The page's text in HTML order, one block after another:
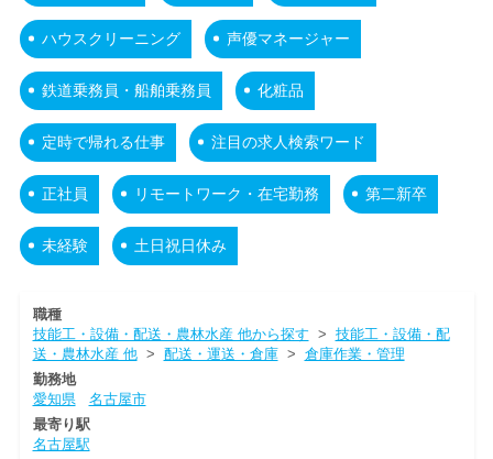
ハウスクリーニング 声優マネージャー
鉄道乗務員・船舶乗務員 化粧品
定時で帰れる仕事 注目の求人検索ワード
正社員 リモートワーク・在宅勤務 第二新卒
未経験 土日祝日休み
職種
技能工・設備・配送・農林水産 他から探す > 技能工・設備・配
送・農林水産 他> 配送・運送・倉庫> 倉庫作業・管理
勤務地
愛知県
名古屋市
最寄り駅
名古屋駅